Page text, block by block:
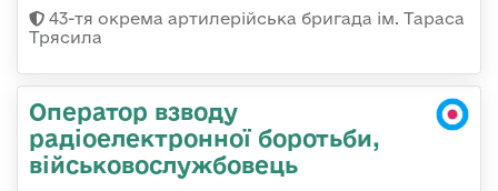
43-тя окрема артилерійська бригада ім. Тараса
Трясила
Оператор взводу
радіоелектронної боротьби,
військовослужбовець